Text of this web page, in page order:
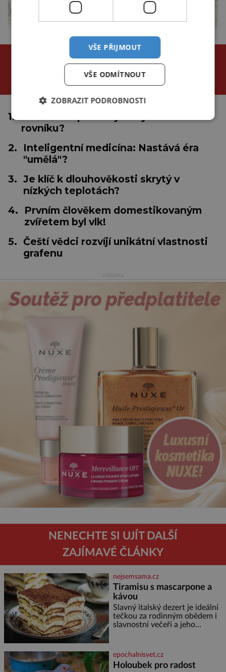
NEJČTENĚJŠÍ ČLÁNKY
za poslední
24 hodin 3 dny týden
1.
rovníku?
2.
Inteligentní medicína: Nastává éra
"umělá"?
3. Je klíč k dlouhověkosti skrytý v
nízkých teplotách?
4.
Prvním člověkem domestikovaným
zvířetem byl vlk!
5. Čeští vědci rozvíjí unikátní vlastnosti
grafenu
NENECHTE SI UJÍT DALŠÍ
ZAJÍMAVÉ ČLÁNKY
nejsemsama.cz
Tiramisu s mascarpone a
kávou
Slavný italský dezert je ideální
tečkou za rodinným obědem i
slavnostní večeří a jeho
osoby: 250 g mascarpone 3
vejce 80 g cukru 200 g
cukrářských piškotů 250 ml
epochalnisvet.cz
Holoubek pro radost
VŠE PŘIJMOUT
VŠE ODMÍTNOUT
ZOBRAZIT PODROBNOSTI